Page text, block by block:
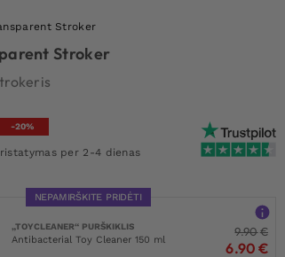
Stroker
Stroker
Current
-20%
per 2-4 dienas
NEPAMIRŠKITE PRIDĖTI
„TOYCLEANER“ PURŠKIKLIS
Antibacterial Toy Cleaner 150 ml
9.90€
6.90 €